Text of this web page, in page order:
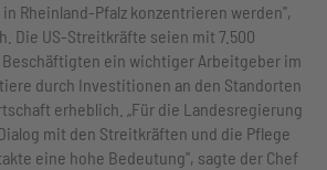
Rheinland-Pfalz konzentrieren werden",
Die US-Streitkräfte seien mit 7.500
ein wichtiger Arbeitgeber im
durch Investitionen an den Standorten
erheblich. „Für die Landesregierung
mit den Streitkräften und die Pflege
eine hohe Bedeutung", sagte der Chef